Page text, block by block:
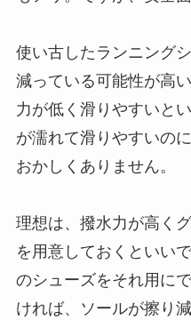
使い古したランニング
減っている可能性が高
力が低く滑りやすいと
が濡れて滑りやすいの
おかしくありません。
理想は、撥水力が高く
を用意しておくといい
のシューズをそれ用に
ければ、ソールが擦り